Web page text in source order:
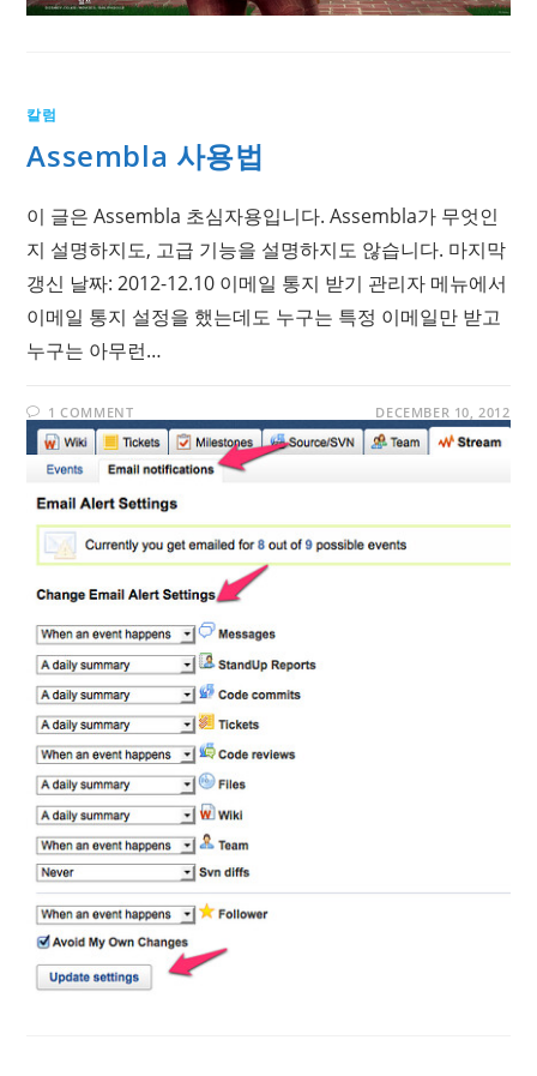
칼럼
Assembla 사용법
이 글은 Assembla 초심자용입니다. Assembla가 무엇인
지 설명하지도, 고급 기능을 설명하지도 않습니다. 마지막
갱신 날짜: 2012-12.10 이메일 통지 받기 관리자 메뉴에서
이메일 통지 설정을 했는데도 누구는 특정 이메일만 받고
누구는 아무런…
1 COMMENT DECEMBER 10, 2012